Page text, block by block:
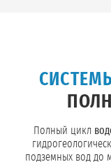
Полный цикл
подземных вод до